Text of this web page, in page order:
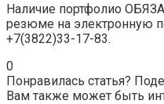
Наличие портфолио
резюме на электронную
+7(3822)33-17-83.
0
Понравилась статья?
Вам также может быть